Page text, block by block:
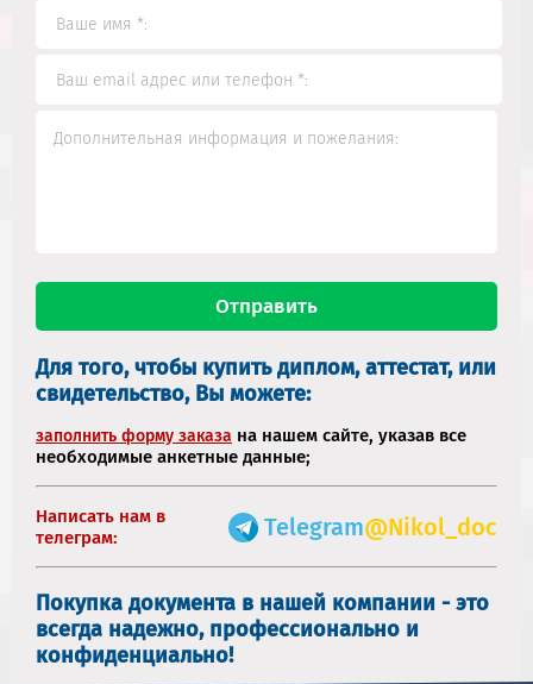
Для того, чтобы купить диплом, аттестат, или
свидетельство, Вы можете:
заполнить форму заказа на нашем сайте, указав все
необходимые анкетные данные;
Написать нам в
телеграм:
Telegram@Nikol_doc
Покупка документа в нашей компании - это
всегда надежно, профессионально и
конфиденциально!